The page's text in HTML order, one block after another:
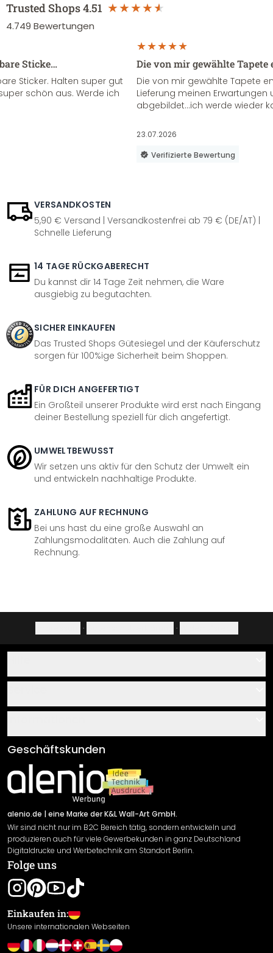
Trusted Shops4.51
4.749 Bewertungen
Sticke…
Sticker. Halten super gut
schön aus. Werde ich
Die von mir gewählte
Die von mir gewählte Tapete
Lieferung meinen Erwartungen
abgebildet...ich werde wieder
23.07.2026
Verifizierte Bewertung
VERSANDKOSTEN
5,90 € Versand | Versandkostenfrei ab 79 € (DE/AT) |
Schnelle Lieferung
14 TAGE RÜCKGABERECHT
Du kannst dir 14 Tage Zeit nehmen, die Ware
ausgiebig zu begutachten.
SICHER EINKAUFEN
Das Trusted Shops Gütesiegel und der Käuferschutz
sorgen für 100%ige Sicherheit beim Shoppen.
FÜR DICH ANGEFERTIGT
Ein Großteil unserer Produkte wird erst nach Eingang
deiner Bestellung speziell für dich angefertigt.
UMWELTBEWUSST
Wir setzen uns aktiv für den Schutz der Umwelt ein
und entwickeln nachhaltige Produkte.
ZAHLUNG AUF RECHNUNG
Bei uns hast du eine große Auswahl an
Zahlungsmodalitäten. Auch die Zahlung auf
Rechnung.
· ·
Über uns
Klebe- und Montageanleitungen
Newsletter An-/Abmeldung
Sendungsverfolgung
AGB
Impressum
Versand & Zahlung
Rücksendung
Widerrufsrecht
Datenschutzerklärung
Gewährleistung
Leistungserklärung / CE-Zeichen
Cookie Einstellungen
Geschäftskunden
alenio.de | eine Marke der K&L Wall-Art GmbH.
Wir sind nicht nur im B2C Bereich tätig, sondern entwickeln und
produzieren auch für viele Gewerbekunden in ganz Deutschland
Digitaldrucke und Werbetechnik am Standort Berlin.
Folge uns
Einkaufen in:
Unsere internationalen Webseiten